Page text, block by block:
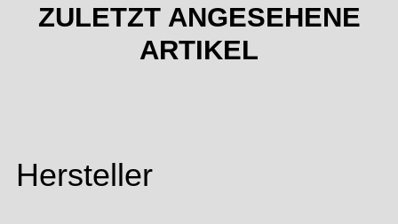
ZULETZT ANGESEHENE
ARTIKEL
Hersteller